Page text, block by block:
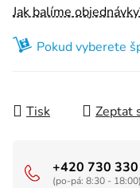
Jak balíme
Pokud vyberete
Tisk Zeptat
+420 730
(po-pá: 8:30 - 18:00)